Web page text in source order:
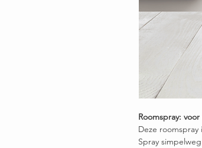
Roomspray:
Deze
Spray